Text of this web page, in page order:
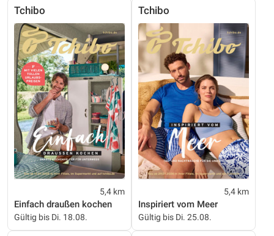
Tchibo
5,4 km
Einfach draußen kochen
Gültig bis Di. 18.08.
Tchibo
5,4 km
Inspiriert vom Meer
Gültig bis Di. 25.08.